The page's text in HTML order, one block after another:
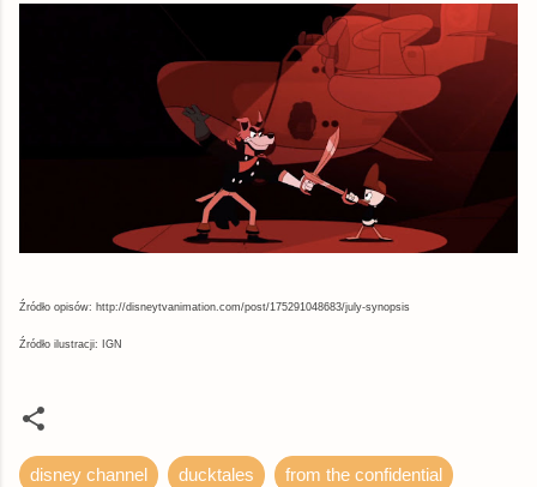
Źródło opisów: http://disneytvanimation.com/post/175291048683/july-synopsis
Źródło ilustracji: IGN
disney channel ducktales from the confidential